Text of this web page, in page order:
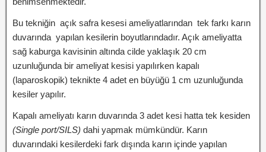
Bu tekniğin açık safra kesesi ameliyatlarından tek farkı karın
duvarında yapılan kesilerin boyutlarındadır. Açık ameliyatta
sağ kaburga kavisinin altında cilde yaklaşık 20 cm
uzunluğunda bir ameliyat kesisi yapılırken kapalı
(laparoskopik) teknikte 4 adet en büyüğü 1 cm uzunluğunda
kesiler yapılır.
Kapalı ameliyatı karın duvarında 3 adet kesi hatta tek kesiden
(Single port/SILS) dahi yapmak mümkündür. Karın
duvarındaki kesilerdeki fark dışında karın içinde yapılan